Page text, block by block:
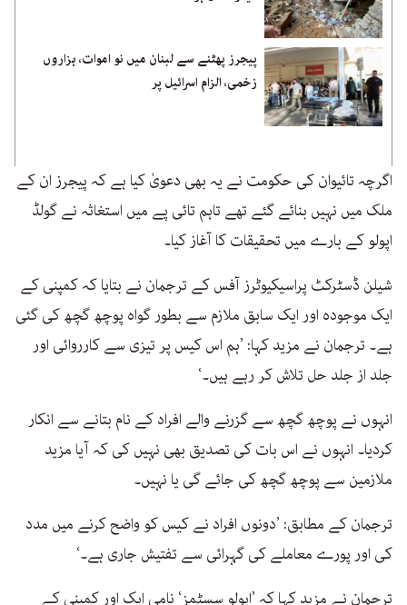
پیجرز پھٹنے سے لبنان میں نو اموات، ہزاروں
زخمی، الزام اسرائیل پر
اگرچہ تائیوان کی حکومت نے یہ بھی دعویٰ کیا ہے کہ پیجرز ان کے
ملک میں نہیں بنائے گئے تھے تاہم تائی پے میں استغاثہ نے گولڈ
اپولو کے بارے میں تحقیقات کا آغاز کیا۔
شیلن ڈسٹرکٹ پراسیکیوٹرز آفس کے ترجمان نے بتایا کہ کمپنی کے
ایک موجودہ اور ایک سابق ملازم سے بطور گواہ پوچھ گچھ کی گئی
ہے۔ ترجمان نے مزید کہا: ’ہم اس کیس پر تیزی سے کارروائی اور
جلد از جلد حل تلاش کر رہے ہیں۔‘
انہوں نے پوچھ گچھ سے گزرنے والے افراد کے نام بتانے سے انکار
کردیا۔ انہوں نے اس بات کی تصدیق بھی نہیں کی کہ آیا مزید
ملازمین سے پوچھ گچھ کی جائے گی یا نہیں۔
ترجمان کے مطابق: ’دونوں افراد نے کیس کو واضح کرنے میں مدد
کی اور پورے معاملے کی گہرائی سے تفتیش جاری ہے۔‘
ترجمان نے مزید کہا کہ ’اپولو سسٹمز‘ نامی ایک اور کمپنی کے